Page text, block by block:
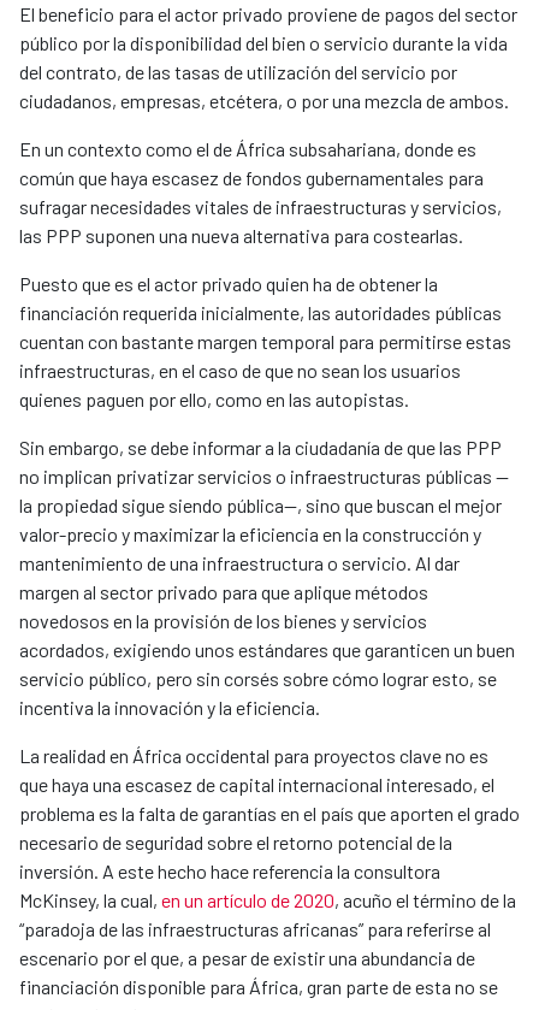
El beneficio para el actor privado proviene de pagos del sector
público por la disponibilidad del bien o servicio durante la vida
del contrato, de las tasas de utilización del servicio por
ciudadanos, empresas, etcétera, o por una mezcla de ambos.
En un contexto como el de África subsahariana, donde es
común que haya escasez de fondos gubernamentales para
sufragar necesidades vitales de infraestructuras y servicios,
las PPP suponen una nueva alternativa para costearlas.
Puesto que es el actor privado quien ha de obtener la
financiación requerida inicialmente, las autoridades públicas
cuentan con bastante margen temporal para permitirse estas
infraestructuras, en el caso de que no sean los usuarios
quienes paguen por ello, como en las autopistas.
Sin embargo, se debe informar a la ciudadanía de que las PPP
no implican privatizar servicios o infraestructuras públicas —
la propiedad sigue siendo pública—, sino que buscan el mejor
valor-precio y maximizar la eficiencia en la construcción y
mantenimiento de una infraestructura o servicio. Al dar
margen al sector privado para que aplique métodos
novedosos en la provisión de los bienes y servicios
acordados, exigiendo unos estándares que garanticen un buen
servicio público, pero sin corsés sobre cómo lograr esto, se
incentiva la innovación y la eficiencia.
La realidad en África occidental para proyectos clave no es
que haya una escasez de capital internacional interesado, el
problema es la falta de garantías en el país que aporten el grado
necesario de seguridad sobre el retorno potencial de la
inversión. A este hecho hace referencia la consultora
McKinsey, la cual, en un artículo de 2020, acuño el término de la
“paradoja de las infraestructuras africanas” para referirse al
escenario por el que, a pesar de existir una abundancia de
financiación disponible para África, gran parte de esta no se